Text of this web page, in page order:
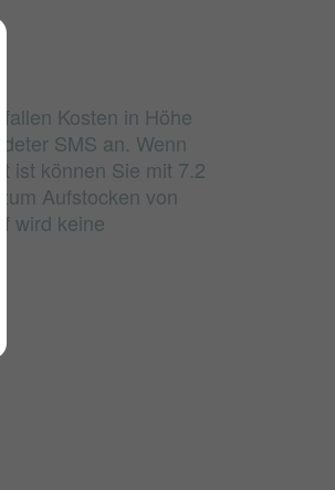
Kosten in Höhe
SMS an. Wenn
ist können Sie mit 7.2
Aufstocken von
wird keine